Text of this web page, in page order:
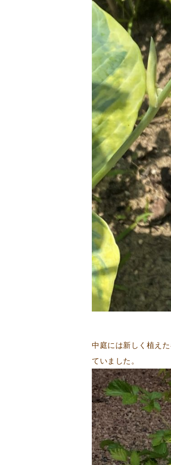
中庭には新しく植え
ていました。